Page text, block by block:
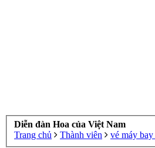
Diễn đàn Hoa của Việt Nam
Trang chủ
Thành viên vé máy bay